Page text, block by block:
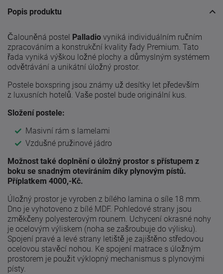
Popis produktu
Čalouněná postel Palladio vyniká individuálním ručním
zpracováním a konstrukční kvality řady Premium. Tato
řada vyniká výškou ložné plochy a důmyslným systémem
odvětrávání a unikátní úložný prostor.
Postele boxspring jsou známy už desítky let především
z luxusních hotelů. Vaše postel bude originální kus.
Složení postele:
Masivní rám s lamelami
Vzdušné pružinové jádro
Možnost také doplnění o úložný prostor s přístupem z
boku se snadným otevíráním díky plynovým pístů.
Příplatkem 4000,-Kč.
Úložný prostor je vyroben z bílého lamina o síle 18 mm.
Dno je vyhotoveno z bílé MDF. Pohledové strany jsou
změkčeny polyesterovým rounem. Uchycení okrasné nohy
je ocelovým výliskem (noha se zašroubuje do výlisku).
Spojení pravé a levé strany letiště je zajištěno středovou
ocelovou stavěcí nohou. Ke spojení matrace s úložným
prostorem je použit výklopný mechanismus s plynovými
písty.